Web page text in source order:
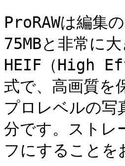
ProRAWは編集
75MBと非常に
HEIF（High
式で、高画質を
プロレベルの写
分です。ストレ
フにすることを